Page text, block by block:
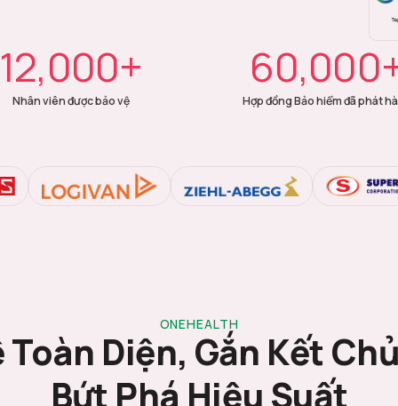
Nhân viên được bảo vệ Hợp đồng Bảo hiểm đã phát
ONEHEALTH
Toàn Diện, Gắn Kết
Bứt Phá Hiệu Suất